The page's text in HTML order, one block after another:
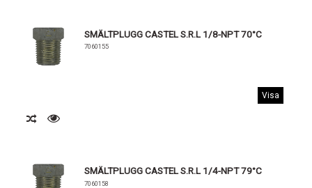
SMÄLTPLUGG CASTEL S.R.L 1/8-NPT 70°C
7060155
Visa
SMÄLTPLUGG CASTEL S.R.L 1/4-NPT 79°C
7060158